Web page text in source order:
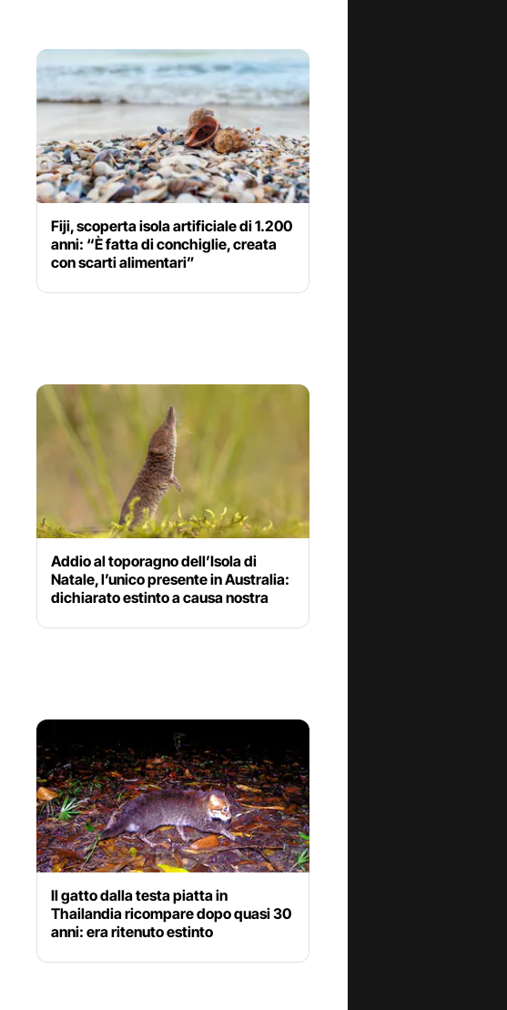
Fiji, scoperta isola artificiale di 1.200
anni: “È fatta di conchiglie, creata
con scarti alimentari”
Addio al toporagno dell’Isola di
Natale, l’unico presente in Australia:
dichiarato estinto a causa nostra
Il gatto dalla testa piatta in
Thailandia ricompare dopo quasi 30
anni: era ritenuto estinto